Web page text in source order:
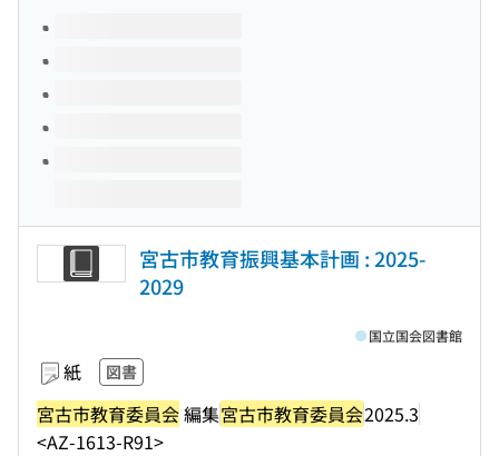
このタイトルの巻号
宮古市教育振興基本計画 : 2025-
2029
紙 図書
宮古市教育委員会編集宮古市教育委員会2025.3
<AZ-1613-R91>
国立国会図書館